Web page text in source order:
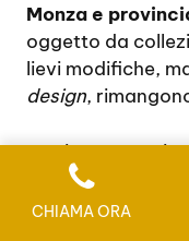
Monza e
oggetto da
lievi modifiche,
design,
Ovviamente
diverse
diamanti,
CHIAMA ORA